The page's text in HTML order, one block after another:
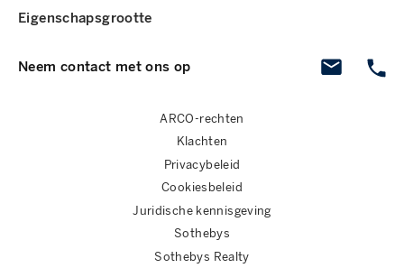
Neem contact met ons op
Eigenschapsgrootte
ARCO-rechten
Klachten
Privacybeleid
Cookiesbeleid
Juridische kennisgeving
Sothebys
Sothebys Realty